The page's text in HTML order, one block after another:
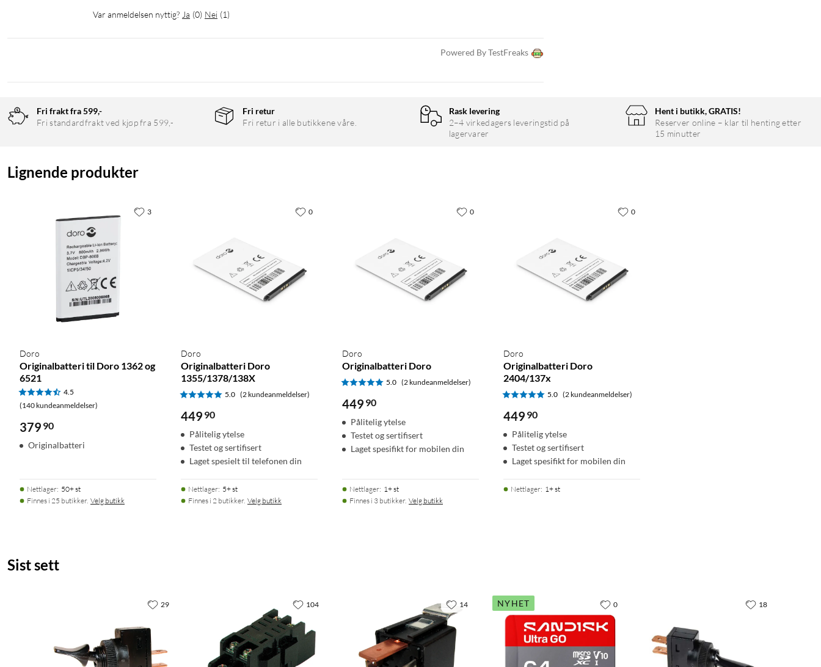
Var anmeldelsen nyttig? Ja (0) Nei (1)
Powered By TestFreaks
Fri frakt fra 599,-
Fri standardfrakt ved kjøp fra 599,-
Fri retur
Fri retur i alle butikkene våre.
Rask levering
2–4 virkedagers leveringstid på
lagervarer
Hent i butikk, GRATIS!
Reserver online – klar til henting etter
15 minutter
Lignende produkter
Doro
Originalbatteri til Doro 1362 og
6521
4.5
(140 kundeanmeldelser)
379 90
Originalbatteri
Nettlager: 50+ st
Finnes i 25 butikker. Velg butikk
3
Doro
Originalbatteri Doro
1355/1378/138X
5.0 (2 kundeanmeldelser)
449 90
Pålitelig ytelse
Testet og sertifisert
Laget spesielt til telefonen din
Nettlager: 5+ st
Finnes i 2 butikker. Velg butikk
0
Doro
Originalbatteri Doro
5.0 (2 kundeanmeldelser)
449 90
Pålitelig ytelse
Testet og sertifisert
Laget spesifikt for mobilen din
Nettlager: 1+ st
Finnes i 3 butikker. Velg butikk
0
Doro
Originalbatteri Doro
2404/137x
5.0 (2 kundeanmeldelser)
449 90
Pålitelig ytelse
Testet og sertifisert
Laget spesifikt for mobilen din
Nettlager: 1+ st
0
Sist sett
29 104 14 NYHET 0 18